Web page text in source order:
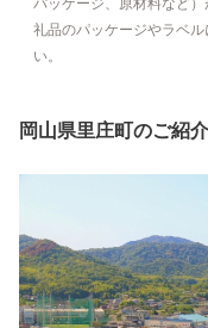
パッケージ、原材料など
礼品のパッケージやラベ
い。
岡山県里庄町のご紹介